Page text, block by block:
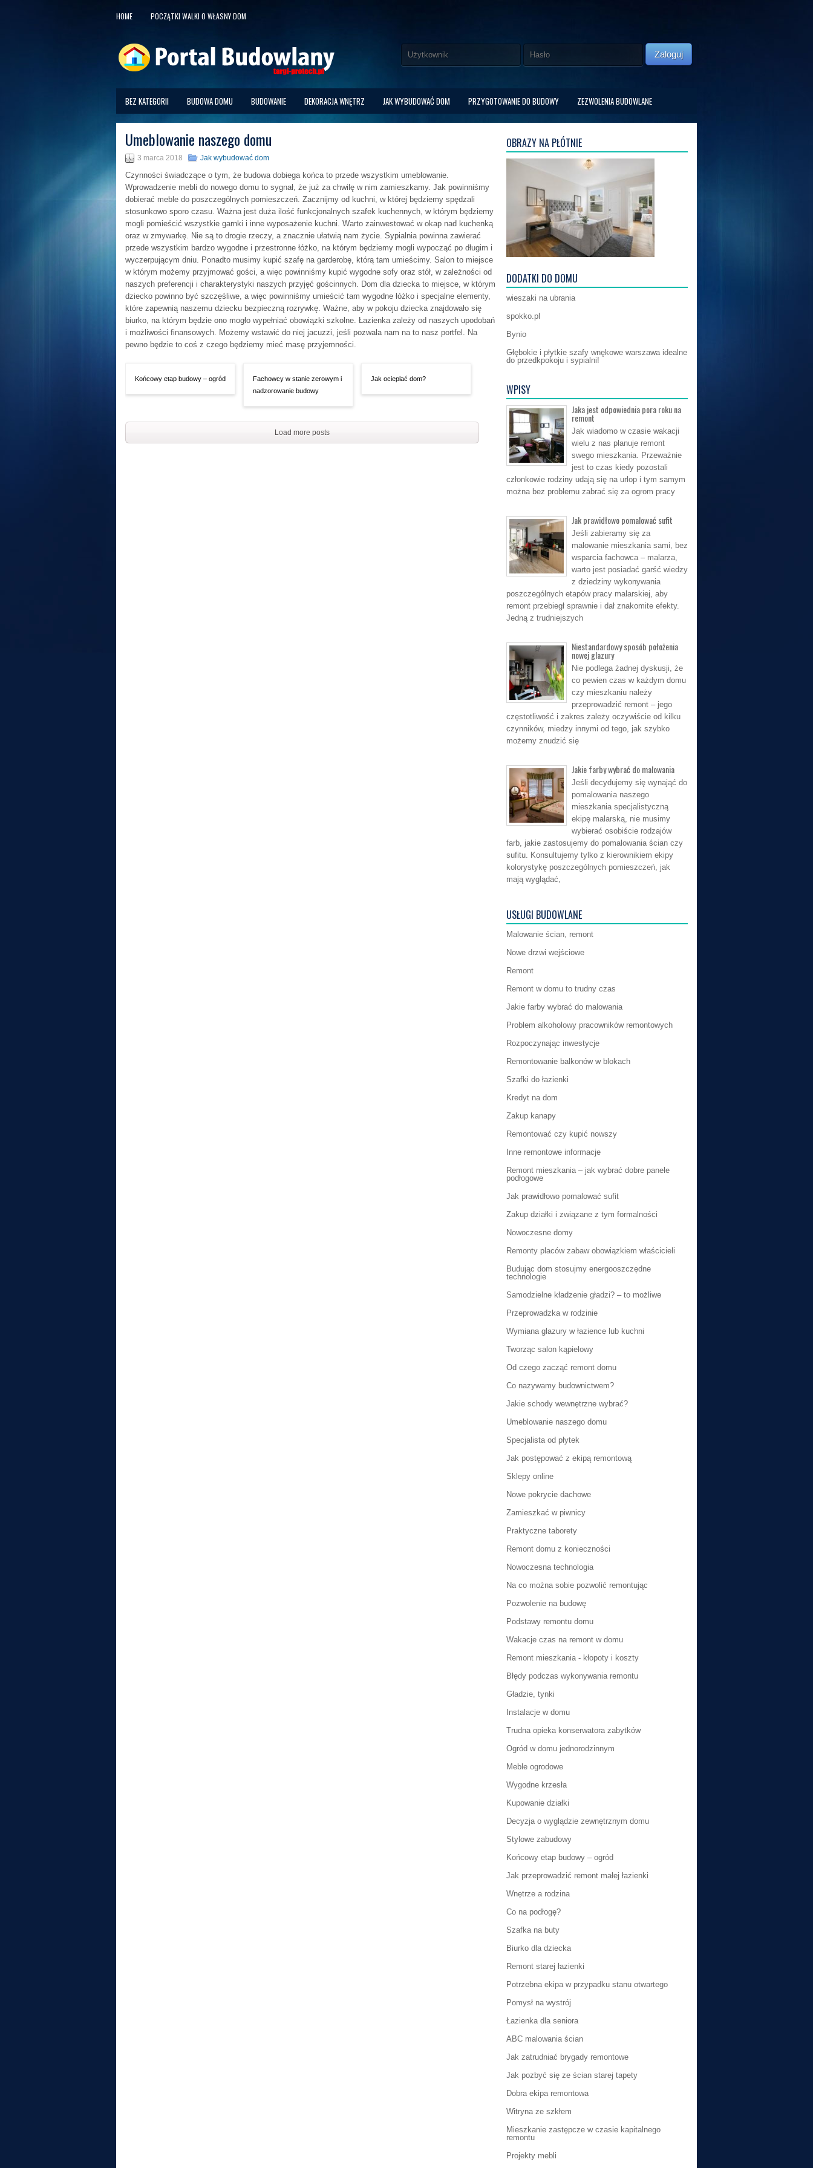
HOME POCZĄTKI WALKI O WŁASNY DOM
Zaloguj
BEZ KATEGORII BUDOWA DOMU BUDOWANIE DEKORACJA WNĘTRZ JAK WYBUDOWAĆ DOM PRZYGOTOWANIE DO BUDOWY ZEZWOLENIA BUDOWLANE
Umeblowanie naszego domu
3 marca 2018 Jak wybudować dom
Czynności świadczące o tym, że budowa dobiega końca to przede wszystkim umeblowanie.
Wprowadzenie mebli do nowego domu to sygnał, że już za chwilę w nim zamieszkamy. Jak powinniśmy
dobierać meble do poszczególnych pomieszczeń. Zacznijmy od kuchni, w której będziemy spędzali
stosunkowo sporo czasu. Ważna jest duża ilość funkcjonalnych szafek kuchennych, w którym będziemy
mogli pomieścić wszystkie garnki i inne wyposażenie kuchni. Warto zainwestować w okap nad kuchenką
oraz w zmywarkę. Nie są to drogie rzeczy, a znacznie ułatwią nam życie. Sypialnia powinna zawierać
przede wszystkim bardzo wygodne i przestronne łóżko, na którym będziemy mogli wypocząć po długim i
wyczerpującym dniu. Ponadto musimy kupić szafę na garderobę, którą tam umieścimy. Salon to miejsce
w którym możemy przyjmować gości, a więc powinniśmy kupić wygodne sofy oraz stół, w zależności od
naszych preferencji i charakterystyki naszych przyjęć gościnnych. Dom dla dziecka to miejsce, w którym
dziecko powinno być szczęśliwe, a więc powinniśmy umieścić tam wygodne łóżko i specjalne elementy,
które zapewnią naszemu dziecku bezpieczną rozrywkę. Ważne, aby w pokoju dziecka znajdowało się
biurko, na którym będzie ono mogło wypełniać obowiązki szkolne. Łazienka zależy od naszych upodobań
i możliwości finansowych. Możemy wstawić do niej jacuzzi, jeśli pozwala nam na to nasz portfel. Na
pewno będzie to coś z czego będziemy mieć masę przyjemności.
Końcowy etap budowy – ogród
Fachowcy w stanie zerowym i
nadzorowanie budowy
Jak ocieplać dom?
Load more posts
OBRAZY NA PŁÓTNIE
DODATKI DO DOMU
wieszaki na ubrania
spokko.pl
Bynio
Głębokie i płytkie szafy wnękowe warszawa idealne
do przedkpokoju i sypialni!
WPISY
Jaka jest odpowiednia pora roku na
remont
Jak wiadomo w czasie wakacji
wielu z nas planuje remont
swego mieszkania. Przeważnie
jest to czas kiedy pozostali
członkowie rodziny udają się na urlop i tym samym
można bez problemu zabrać się za ogrom pracy
Jak prawidłowo pomalować sufit
Jeśli zabieramy się za
malowanie mieszkania sami, bez
wsparcia fachowca – malarza,
warto jest posiadać garść wiedzy
z dziedziny wykonywania
poszczególnych etapów pracy malarskiej, aby
remont przebiegł sprawnie i dał znakomite efekty.
Jedną z trudniejszych
Niestandardowy sposób położenia
nowej glazury
Nie podlega żadnej dyskusji, że
co pewien czas w każdym domu
czy mieszkaniu należy
przeprowadzić remont – jego
częstotliwość i zakres zależy oczywiście od kilku
czynników, miedzy innymi od tego, jak szybko
możemy znudzić się
Jakie farby wybrać do malowania
Jeśli decydujemy się wynająć do
pomalowania naszego
mieszkania specjalistyczną
ekipę malarską, nie musimy
wybierać osobiście rodzajów
farb, jakie zastosujemy do pomalowania ścian czy
sufitu. Konsultujemy tylko z kierownikiem ekipy
kolorystykę poszczególnych pomieszczeń, jak
mają wyglądać,
USŁUGI BUDOWLANE
Malowanie ścian, remont
Nowe drzwi wejściowe
Remont
Remont w domu to trudny czas
Jakie farby wybrać do malowania
Problem alkoholowy pracowników remontowych
Rozpoczynając inwestycje
Remontowanie balkonów w blokach
Szafki do łazienki
Kredyt na dom
Zakup kanapy
Remontować czy kupić nowszy
Inne remontowe informacje
Remont mieszkania – jak wybrać dobre panele
podłogowe
Jak prawidłowo pomalować sufit
Zakup działki i związane z tym formalności
Nowoczesne domy
Remonty placów zabaw obowiązkiem właścicieli
Budując dom stosujmy energooszczędne
technologie
Samodzielne kładzenie gładzi? – to możliwe
Przeprowadzka w rodzinie
Wymiana glazury w łazience lub kuchni
Tworząc salon kąpielowy
Od czego zacząć remont domu
Co nazywamy budownictwem?
Jakie schody wewnętrzne wybrać?
Umeblowanie naszego domu
Specjalista od płytek
Jak postępować z ekipą remontową
Sklepy online
Nowe pokrycie dachowe
Zamieszkać w piwnicy
Praktyczne taborety
Remont domu z konieczności
Nowoczesna technologia
Na co można sobie pozwolić remontując
Pozwolenie na budowę
Podstawy remontu domu
Wakacje czas na remont w domu
Remont mieszkania - kłopoty i koszty
Błędy podczas wykonywania remontu
Gładzie, tynki
Instalacje w domu
Trudna opieka konserwatora zabytków
Ogród w domu jednorodzinnym
Meble ogrodowe
Wygodne krzesła
Kupowanie działki
Decyzja o wyglądzie zewnętrznym domu
Stylowe zabudowy
Końcowy etap budowy – ogród
Jak przeprowadzić remont małej łazienki
Wnętrze a rodzina
Co na podłogę?
Szafka na buty
Biurko dla dziecka
Remont starej łazienki
Potrzebna ekipa w przypadku stanu otwartego
Pomysł na wystrój
Łazienka dla seniora
ABC malowania ścian
Jak zatrudniać brygady remontowe
Jak pozbyć się ze ścian starej tapety
Dobra ekipa remontowa
Witryna ze szkłem
Mieszkanie zastępcze w czasie kapitalnego
remontu
Projekty mebli